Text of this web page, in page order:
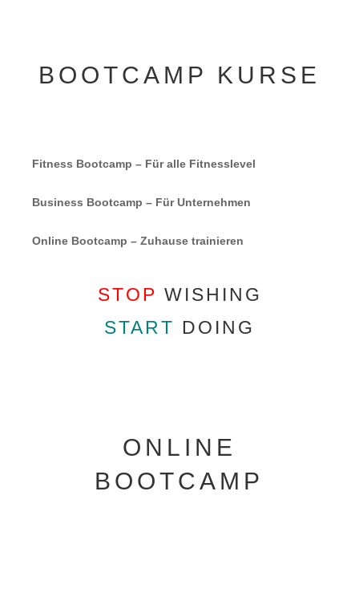
BOOTCAMP KURSE
Fitness Bootcamp – Für alle Fitnesslevel
Business Bootcamp – Für Unternehmen
Online Bootcamp – Zuhause trainieren
STOP WISHING
START DOING
ONLINE
BOOTCAMP